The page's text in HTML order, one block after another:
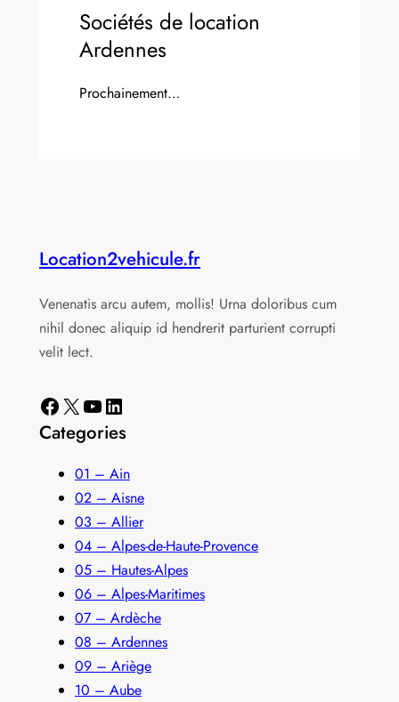
Sociétés de location
Ardennes
Prochainement…
Location2vehicule.fr
Venenatis arcu autem, mollis! Urna doloribus cum
nihil donec aliquip id hendrerit parturient corrupti
velit lect.
Facebook X YouTube LinkedIn
Categories
01 – Ain
02 – Aisne
03 – Allier
04 – Alpes-de-Haute-Provence
05 – Hautes-Alpes
06 – Alpes-Maritimes
07 – Ardèche
08 – Ardennes
09 – Ariège
10 – Aube